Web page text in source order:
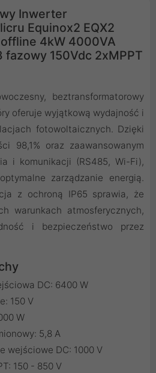
Inwerter
Equinox2 EQX2
4kW 4000VA
150Vdc 2xMPPT
beztransformatorowy
oferuje wyjątkową wydajność i
fotowoltaicznych. Dzięki
98,1% oraz zaawansowanym
i komunikacji (RS485, Wi-Fi),
zarządzanie energią.
z ochroną IP65 sprawia, że
warunkach atmosferycznych,
i bezpieczeństwo przez
DC: 6400 W
150 V
W
5,8 A
wejściowe DC: 1000 V
150 - 850 V